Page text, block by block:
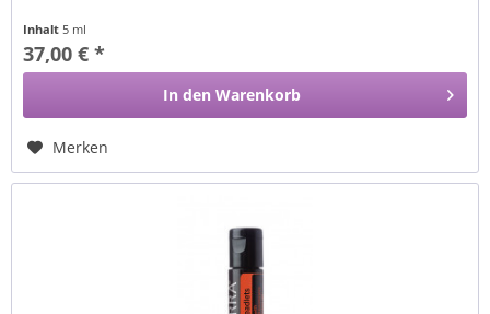
Inhalt5 ml
37,00 € *
In den Warenkorb
Merken